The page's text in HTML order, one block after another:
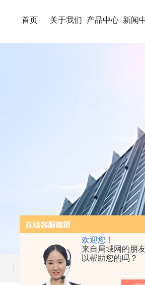
欢迎您！
来自局域网的朋
以帮助您的吗？
首页 关于我们 产品中心 新闻
技术文章